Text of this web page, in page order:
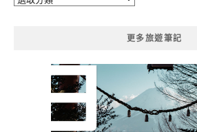
更多旅遊筆記